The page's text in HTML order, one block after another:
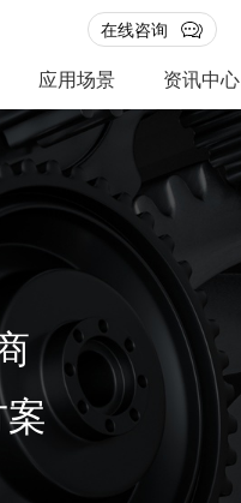
在线咨询
应用场景 资讯中心